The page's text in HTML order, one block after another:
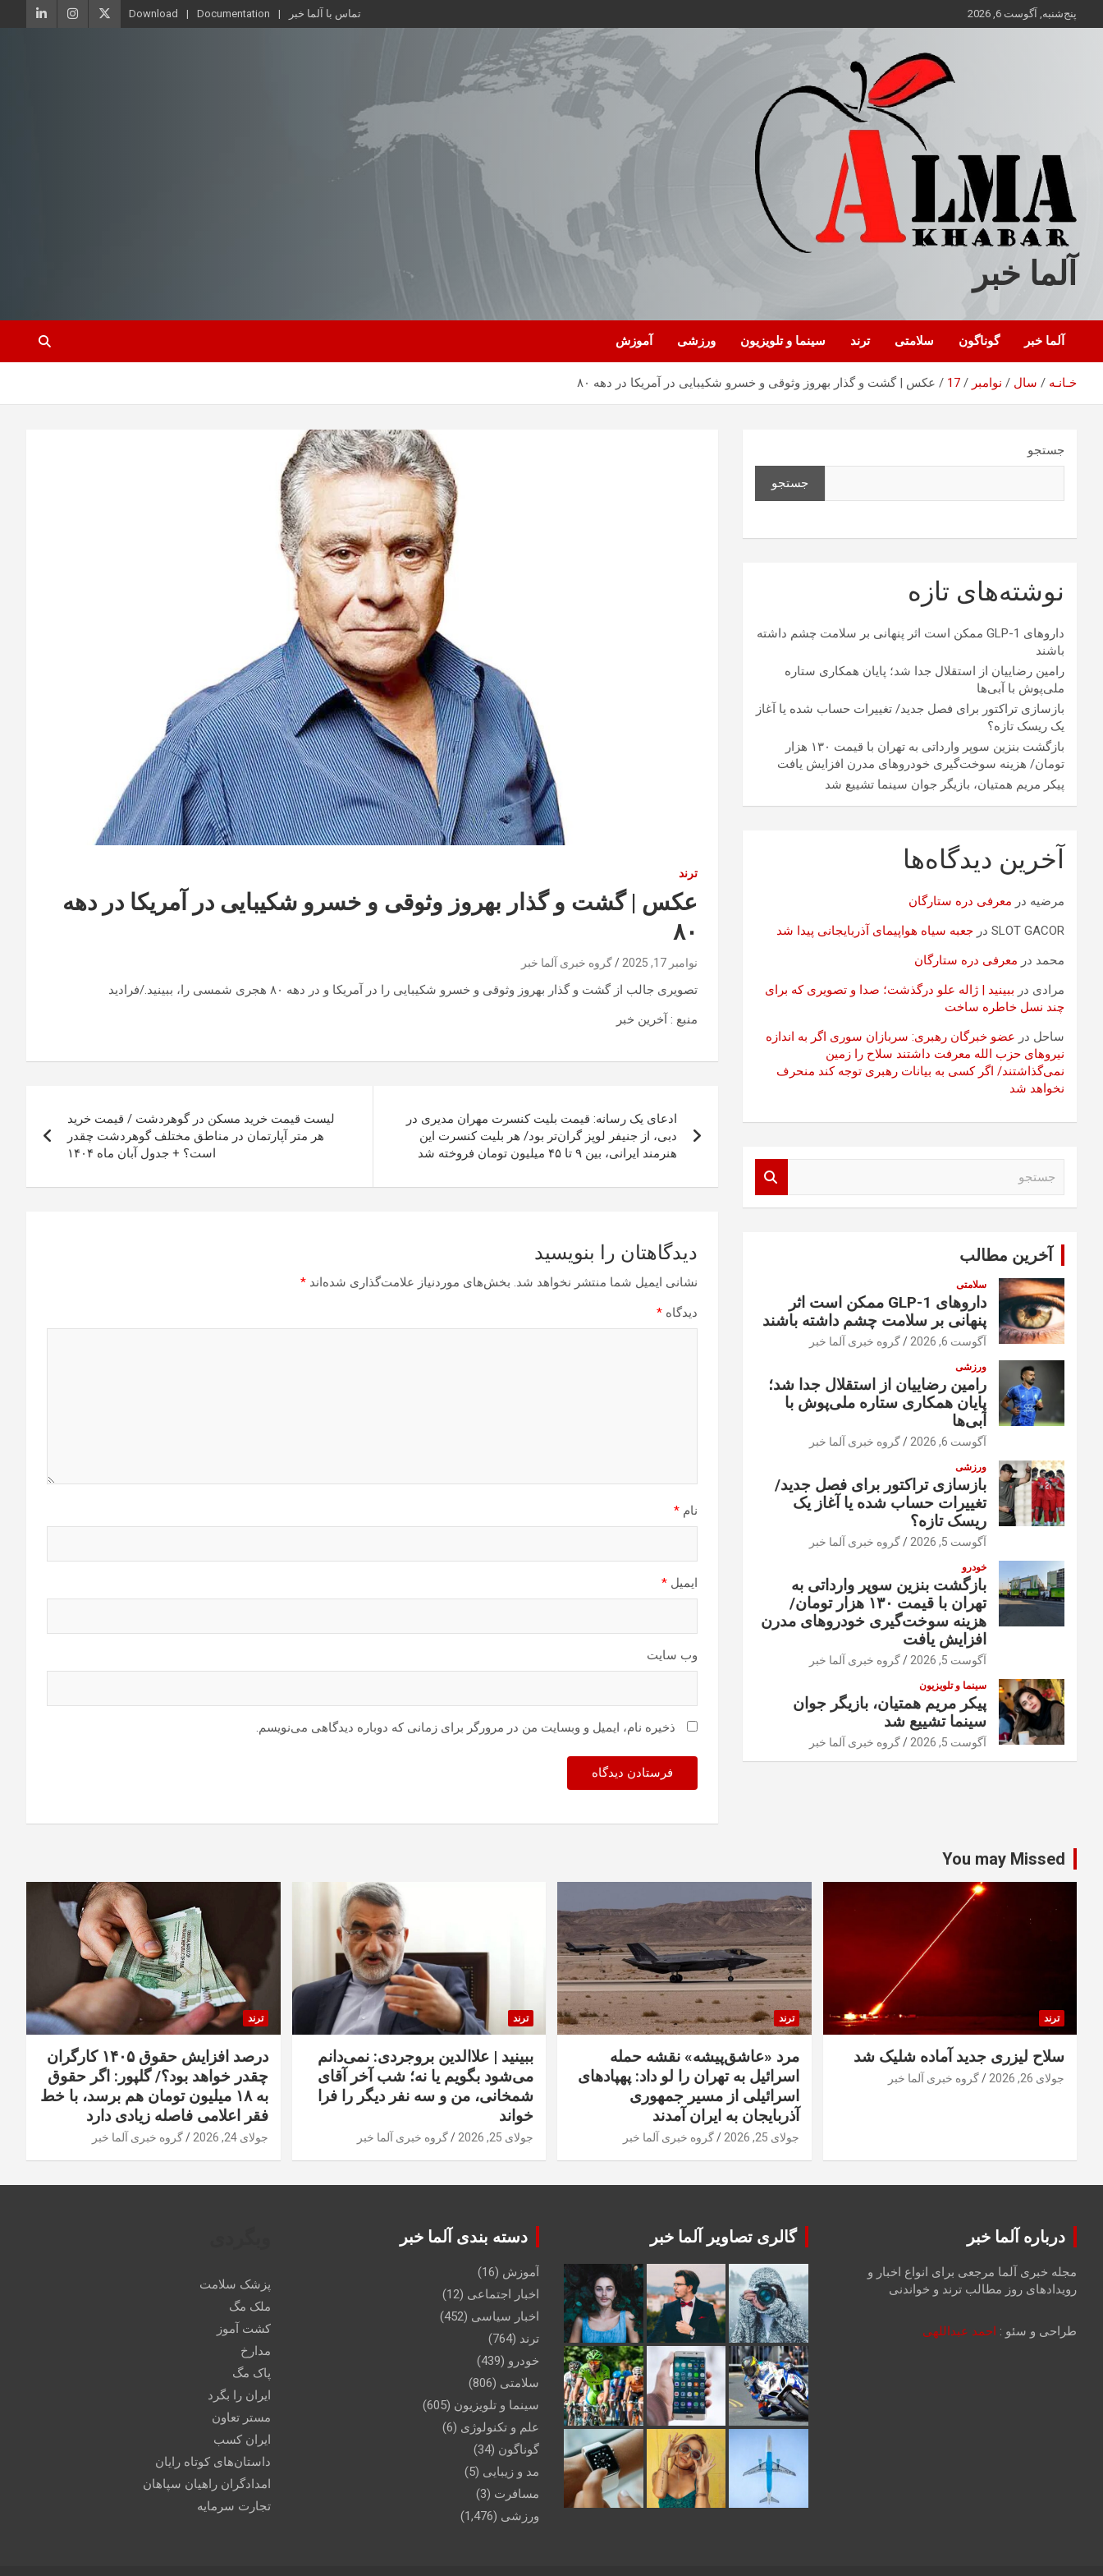
محتوا
پنج‌شنبه, آگوست 6, 2026 تماس با آلما خبر Documentation
Download
آلما خبر
آلما خبر گوناگون سلامتی ترند سینما و تلویزیون ورزشی آموزش
خـانـه سال نوامبر 17 عکس | گشت و گذار بهروز وثوقی و خسرو شکیبایی در آمریکا در دهه ۸۰
ترند
عکس | گشت و گذار بهروز وثوقی و خسرو شکیبایی در آمریکا در دهه
۸۰
نوامبر 17, 2025 گروه خبری آلما خبر
تصویری جالب از گشت و گذار بهروز وثوقی و خسرو شکیبایی را در آمریکا و در دهه ۸۰ هجری شمسی را، ببینید./فرادید
منبع : آخرین خبر
نوشته
ادعای یک رسانه: قیمت بلیت کنسرت مهران مدیری در
دبی، از جنیفر لوپز گران‌تر بود/ هر بلیت کنسرت این
هنرمند ایرانی، بین ۹ تا ۴۵ میلیون تومان فروخته شد
لیست قیمت خرید مسکن در گوهردشت / قیمت خرید
هر متر آپارتمان در مناطق مختلف گوهردشت چقدر
است؟ + جدول آبان ماه ۱۴۰۴
دیدگاهتان را بنویسید
نشانی ایمیل شما منتشر نخواهد شد. بخش‌های موردنیاز علامت‌گذاری شده‌اند *
دیدگاه *
نام *
ایمیل *
وب‌ سایت
ذخیره نام، ایمیل و وبسایت من در مرورگر برای زمانی که دوباره دیدگاهی می‌نویسم.
جستجو
جستجو
نوشته‌های تازه
داروهای GLP-1 ممکن است اثر پنهانی بر سلامت چشم داشته
باشند
رامین رضاییان از استقلال جدا شد؛ پایان همکاری ستاره
ملی‌پوش با آبی‌ها
بازسازی تراکتور برای فصل جدید/ تغییرات حساب شده یا آغاز
یک ریسک تازه؟
بازگشت بنزین سوپر وارداتی به تهران با قیمت ۱۳۰ هزار
تومان/ هزینه سوخت‌گیری خودرو‌های مدرن افزایش یافت
پیکر مریم همتیان، بازیگر جوان سینما تشییع شد
آخرین دیدگاه‌ها
مرضیه در معرفی دره ستارگان
SLOT GACOR در جعبه سیاه هواپیمای آذربایجانی پیدا شد
محمد در معرفی دره ستارگان
مرادی در ببینید | ژاله علو درگذشت؛ صدا و تصویری که برای
چند نسل خاطره ساخت
ساحل در عضو خبرگان رهبری: سربازان سوری اگر به اندازه
نیروهای حزب الله معرفت داشتند سلاح را زمین
نمی‌گذاشتند/ اگر کسی به بیانات رهبری توجه کند منحرف
نخواهد شد
آخرین مطالب
سلامتی
داروهای GLP-1 ممکن است اثر
پنهانی بر سلامت چشم داشته باشند
آگوست 6, 2026 گروه خبری آلما خبر
ورزشی
رامین رضاییان از استقلال جدا شد؛
پایان همکاری ستاره ملی‌پوش با
آبی‌ها
آگوست 6, 2026 گروه خبری آلما خبر
ورزشی
بازسازی تراکتور برای فصل جدید/
تغییرات حساب شده یا آغاز یک
ریسک تازه؟
آگوست 5, 2026 گروه خبری آلما خبر
خودرو
بازگشت بنزین سوپر وارداتی به
تهران با قیمت ۱۳۰ هزار تومان/
هزینه سوخت‌گیری خودرو‌های مدرن
افزایش یافت
آگوست 5, 2026 گروه خبری آلما خبر
سینما و تلویزیون
پیکر مریم همتیان، بازیگر جوان
سینما تشییع شد
آگوست 5, 2026 گروه خبری آلما خبر
You may Missed
ترند
سلاح لیزری جدید آماده شلیک شد
جولای 26, 2026 گروه خبری آلما خبر
ترند
مرد «عاشق‌پیشه» نقشه حمله
اسرائیل به تهران را لو داد: پهپادهای
اسرائیلی از مسیر جمهوری
آذربایجان به ایران آمدند
جولای 25, 2026 گروه خبری آلما خبر
ترند
ببینید | علاالدین بروجردی: نمی‌دانم
می‌شود بگویم یا نه؛ شب آخر آقای
شمخانی، من و سه نفر دیگر را فرا
خواند
جولای 25, 2026 گروه خبری آلما خبر
ترند
درصد افزایش حقوق ۱۴۰۵ کارگران
چقدر خواهد بود؟/ گلپور: اگر حقوق
به ۱۸ میلیون تومان هم برسد، با خط
فقر اعلامی فاصله زیادی دارد
جولای 24, 2026 گروه خبری آلما خبر
درباره آلما خبر
مجله خبری آلما مرجعی برای انواع اخبار و
رویدادهای روز مطالب ترند و خواندنی
طراحی و سئو : احمد عبداللهی
گالری تصاویر آلما خبر دسته بندی آلما خبر
آموزش (16)
اخبار اجتماعی (12)
اخبار سیاسی (452)
ترند (764)
خودرو (439)
سلامتی (806)
سینما و تلویزیون (605)
علم و تکنولوژی (6)
گوناگون (34)
مد و زیبایی (5)
مسافرت (3)
ورزشی (1,476)
پزشک سلامت
ملک مگ
کشت آموز
مدارخ
پاک مگ
ایران را بگرد
مستر تعاون
ایران کسب
داستان‌های کوتاه رایان
امدادگران راهیان سپاهان
تجارت سرمایه